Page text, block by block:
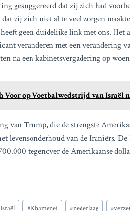
gesuggereerd dat zij zich had
zij zich niet al te veel zorgen
geen duidelijke link met ons. Het
veranderen met een verandering
na een kabinetsvergadering op
op Voetbalwedstrijd van Israël
van Trump, die de strengste
levensonderhoud van de Iraniërs.
tegenover de Amerikaanse
Israël #Khamenei #nederlaag #verzet